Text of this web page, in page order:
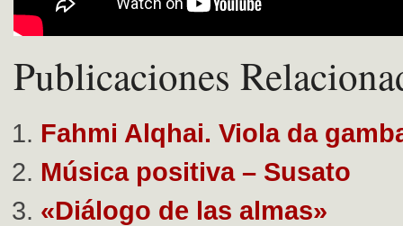
Publicaciones
Fahmi Alqhai. Viola da
Música positiva – Susato
«Diálogo de las almas»